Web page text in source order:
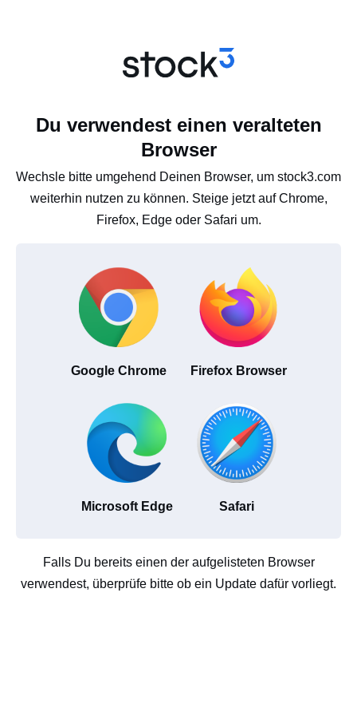
Du verwendest einen veralteten
Browser
Wechsle bitte umgehend Deinen Browser, um stock3.com
weiterhin nutzen zu können. Steige jetzt auf Chrome,
Firefox, Edge oder Safari um.
Google Chrome Firefox Browser
Microsoft Edge Safari
Falls Du bereits einen der aufgelisteten Browser
verwendest, überprüfe bitte ob ein Update dafür vorliegt.